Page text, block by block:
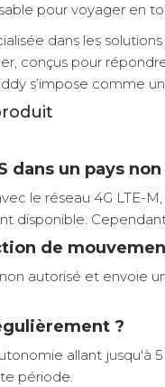
pour voyager en
dans les
conçus pour
s’impose comme
un pays
le réseau 4G LTE-
disponible.
de
autorisé et envoie
?
allant jusqu'à
période.